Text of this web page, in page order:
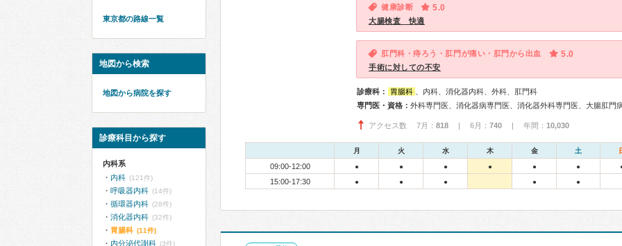
健康診断 5.0
大腸検査 快適
肛門科・痔ろう・肛門が痛い・肛門から出血 5.0
手術に対しての不安
診療科： 胃腸科
、内科、消化器内科、外科、肛門科
専門医・資格：
アクセス数 7月： 818 | 6月： 740 | 年間： 10,030
月 火 水 木 金 土
09:00-12:00 ● ● ● ● ● ●
15:00-17:30 ● ● ● ● ●
東京都の路線一覧
地図から検索
地図から病院を探す
診療科目から探す
内科系
内科 (121件)
呼吸器内科 (14件)
循環器内科 (28件)
消化器内科 (32件)
胃腸科 (11件)
内分泌代謝科 (3件)